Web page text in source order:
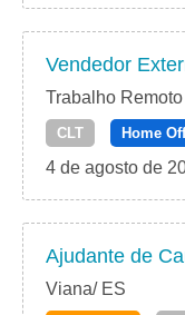
Vendedor
Trabalho Remoto
CLT Home
4 de agosto de
Ajudante de
Viana/ ES